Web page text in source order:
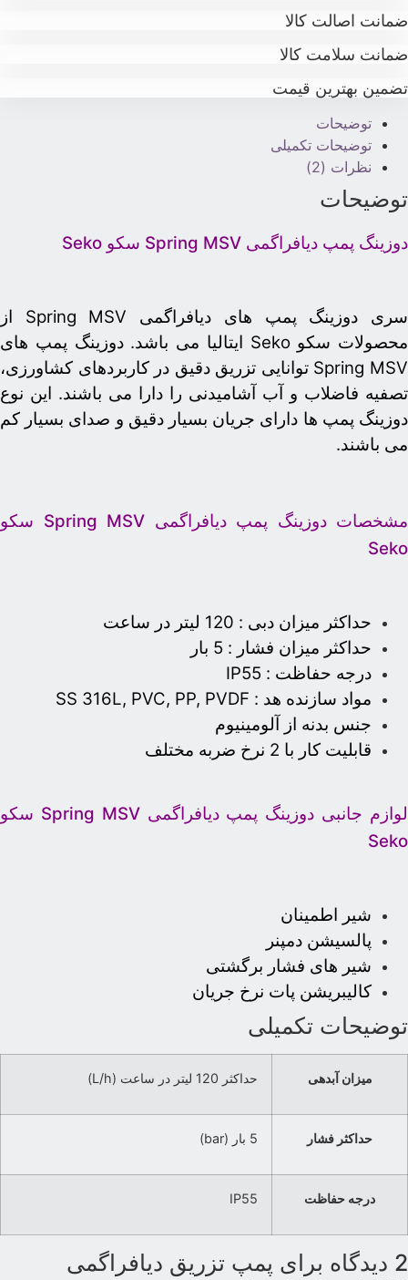
ضمانت اصالت کالا
ضمانت سلامت کالا
تضمین بهترین قیمت
توضیحات
توضیحات تکمیلی
نظرات (2)
توضیحات
دوزینگ پمپ دیافراگمی Spring MSV سکو Seko
سری دوزینگ پمپ های دیافراگمی Spring MSV از
محصولات سکو Seko ایتالیا می باشد. دوزینگ پمپ های
Spring MSV توانایی تزریق دقیق در کاربردهای کشاورزی،
تصفیه فاضلاب و آب آشامیدنی را دارا می باشند. این نوع
دوزینگ پمپ ها دارای جریان بسیار دقیق و صدای بسیار کم
می باشند.
مشخصات دوزینگ پمپ دیافراگمی Spring MSV سکو
Seko
حداکثر میزان دبی : 120 لیتر در ساعت
حداکثر میزان فشار : 5 بار
درجه حفاظت : IP55
مواد سازنده هد : SS 316L, PVC, PP, PVDF
جنس بدنه از آلومینیوم
قابلیت کار با 2 نرخ ضربه مختلف
لوازم جانبی دوزینگ پمپ دیافراگمی Spring MSV سکو
Seko
شیر اطمینان
پالسیشن دمپنر
شیر های فشار برگشتی
کالیبریشن پات نرخ جریان
توضیحات تکمیلی
میزان آبدهی حداکثر 120 لیتر در ساعت (L/h)
حداکثر فشار 5 بار (bar)
درجه حفاظت IP55
2 دیدگاه برای
پمپ تزریق دیافراگمی